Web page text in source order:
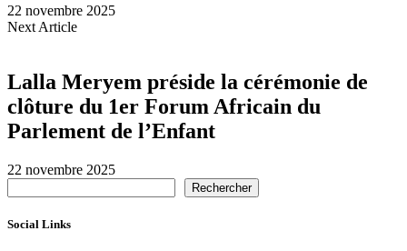
22 novembre 2025
Next Article
Lalla Meryem préside la cérémonie de
clôture du 1er Forum Africain du
Parlement de l’Enfant
22 novembre 2025
Rechercher
Social Links